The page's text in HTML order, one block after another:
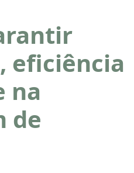
eficiência
na
de